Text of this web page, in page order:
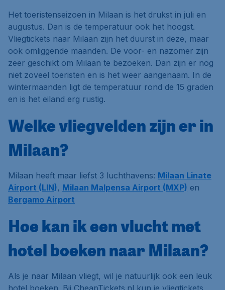
Het toeristenseizoen in Milaan is het drukst in juli en
augustus. Dan is de temperatuur ook het hoogst.
Vliegtickets naar Milaan zijn het duurst in deze, maar
ook omliggende maanden. De voor- en nazomer zijn
zeer geschikt om Milaan te bezoeken. Dan zijn er nog
niet zoveel toeristen en is het weer aangenaam. In de
wintermaanden ligt de temperatuur rond de 15 graden
en is het eiland erg rustig.
Welke vliegvelden zijn er in
Milaan?
Milaan heeft maar liefst 3 luchthavens: Milaan Linate
Airport (LIN), Milaan Malpensa Airport (MXP) en
Bergamo Airport
Hoe kan ik een vlucht met
hotel boeken naar Milaan?
Als je naar Milaan vliegt, wil je natuurlijk ook een leuk
hotel boeken. Bij CheapTickets.nl kun je vliegtickets